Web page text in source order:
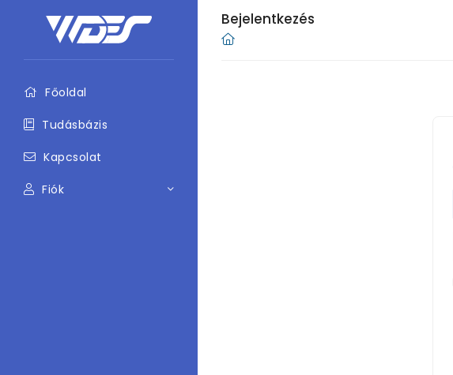
Főoldal
Tudásbázis
Kapcsolat
Fiók
Bejelentkezés